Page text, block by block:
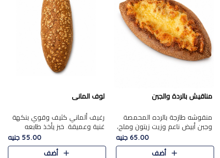
مناقيش بالردة والجبن
منقوشه طازجة بالرده المحمصة
وجبن أبيض ناعم وزيت زيتون وملح،
مباشرة من الفرن.الرده مع نعومة
الجبن فوق عجينة طازجة.
65.00 جنيه
أضف
لوف المانى
رغيف ألماني كثيف وقوي بنكهة
غنية وعميقة. خبز يأخذ طابعه
55.00 جنيه
أضف